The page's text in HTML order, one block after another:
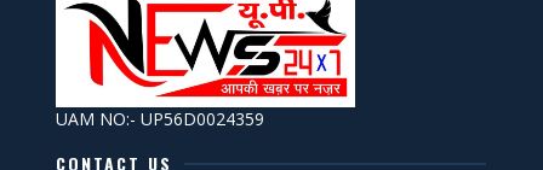
UAM NO:- UP56D0024359
CONTACT US